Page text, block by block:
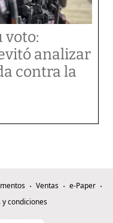
voto:
analizar
contra la
Ventas
e-Paper
y condiciones